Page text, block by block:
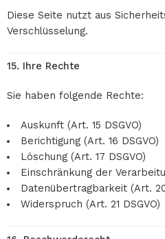
Diese Seite nutzt aus
Verschlüsselung.
15. Ihre Rechte
Sie haben folgende Rechte:
Auskunft (Art. 15 DSGVO)
Berichtigung (Art. 16 DSGVO)
Löschung (Art. 17 DSGVO)
Einschränkung der
Datenübertragbarkeit (Art. 20
Widerspruch (Art. 21 DSGVO)